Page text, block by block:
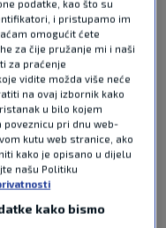
Najnovije
prije 2 mjeseci
koji tjedan dana
kojoj i kakvoj
Definitivno
protivnika !
podatke, kao što su
i pristupamo im
omogućit ćete
za čije pružanje mi i naši
za praćenje
vidite možda više neće
na ovaj izbornik kako
u bilo kojem
pri dnu web-
kutu web stranice, ako
kako je opisano u dijelu
našu Politiku
kako bismo